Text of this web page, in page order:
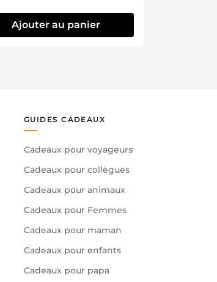
Ajouter au panier
GUIDES CADEAUX
Cadeaux pour voyageurs
Cadeaux pour collègues
Cadeaux pour animaux
Cadeaux pour Femmes
Cadeaux pour maman
Cadeaux pour enfants
Cadeaux pour papa